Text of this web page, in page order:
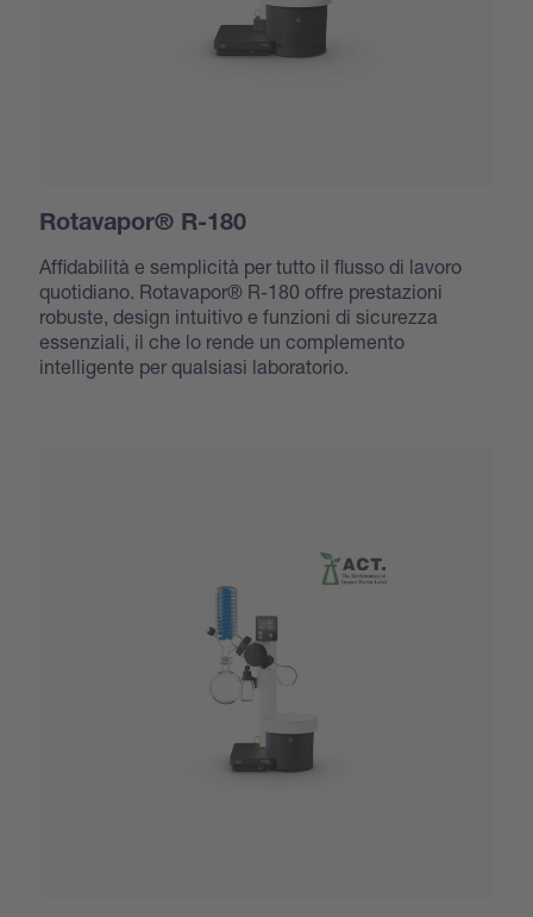
Rotavapor® R-180
Affidabilità e semplicità per tutto il flusso di lavoro
quotidiano. Rotavapor® R-180 offre prestazioni
robuste, design intuitivo e funzioni di sicurezza
essenziali, il che lo rende un complemento
intelligente per qualsiasi laboratorio.